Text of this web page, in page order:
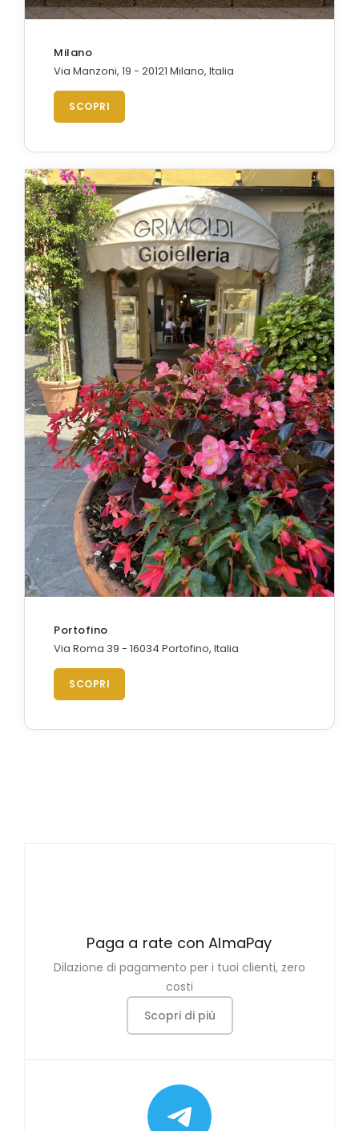
Milano
Via Manzoni, 19 - 20121 Milano, Italia
SCOPRI
Portofino
Via Roma 39 - 16034 Portofino, Italia
SCOPRI
Paga a rate con AlmaPay
Dilazione di pagamento per i tuoi clienti, zero
costi
Scopri di più